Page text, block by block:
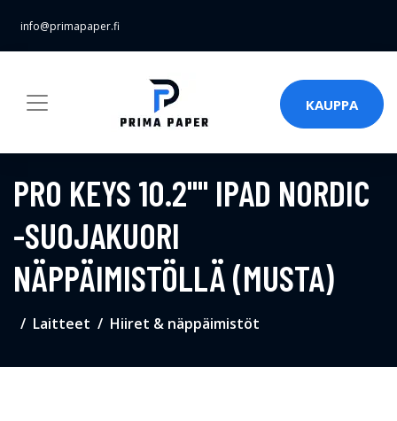
info@primapaper.fi
KAUPPA
PRO KEYS 10.2"" IPAD NORDIC
-SUOJAKUORI
NÄPPÄIMISTÖLLÄ (MUSTA)
Laitteet Hiiret & näppäimistöt